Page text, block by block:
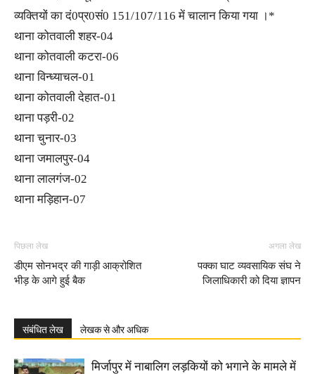
व्यक्तियों का दं0प्र0सं0 151/107/116 में चालान किया गया ।*
थाना कोतवाली शहर-04
थाना कोतवाली कटरा-06
थाना विन्ध्याचल-01
थाना कोतवाली देहात-01
थाना पड़री-02
थाना चुनार-03
थाना जमालपुर-04
थाना लालगंज-02
थाना मड़िहान-07
पिछला लेख
डीएम सोनभद्र की गाड़ी आक्रोशित
भीड़ के आगे हुई बैक
अगला लेख
पक्का घाट व्यवसायिक संघ ने
जिलाधिकारी को दिया ज्ञापन
संबंधित लेख लेखक से और अधिक
मिर्जापुर में नाबालिग लड़कियों को भगाने के मामले में